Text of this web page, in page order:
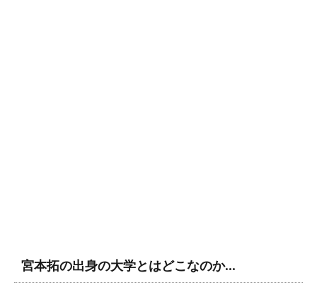
宮本拓の出身の大学とはどこなのか…